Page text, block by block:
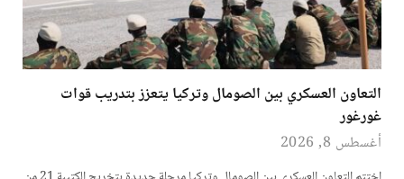
التعاون العسكري بين الصومال وتركيا يتعزز بتدريب قوات
غورغور
أغسطس 8, 2026